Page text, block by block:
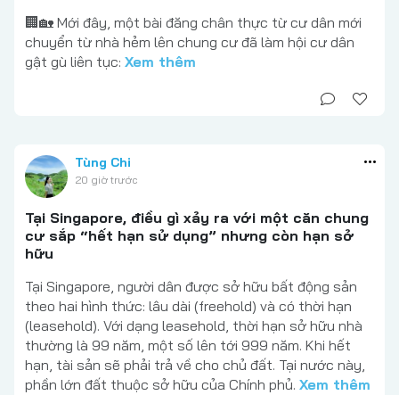
🏢🏡 Mới đây, một bài đăng chân thực từ cư dân mới
chuyển từ nhà hẻm lên chung cư đã làm hội cư dân
gật gù liên tục: Xem thêm
Tùng Chi
20 giờ trước
Tại Singapore, điều gì xảy ra với một căn chung
cư sắp “hết hạn sử dụng” nhưng còn hạn sở
hữu
Tại Singapore, người dân được sở hữu bất động sản
theo hai hình thức: lâu dài (freehold) và có thời hạn
(leasehold). Với dạng leasehold, thời hạn sở hữu nhà
thường là 99 năm, một số lên tới 999 năm. Khi hết
hạn, tài sản sẽ phải trả về cho chủ đất. Tại nước này,
phần lớn đất thuộc sở hữu của Chính phủ. Xem thêm